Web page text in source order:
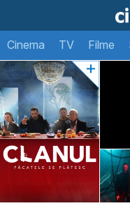
Cinema TV Filme